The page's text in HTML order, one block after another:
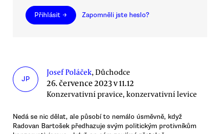
Přihlásit → Zapomněli jste heslo?
JP
Josef Poláček, Důchodce
26. července 2023 v 11.12
Konzervativní pravice, konzervativní levice
Nedá se nic dělat, ale působí to nemálo úsměvně, když
Radovan Bartošek předhazuje svým politickým protivníkům